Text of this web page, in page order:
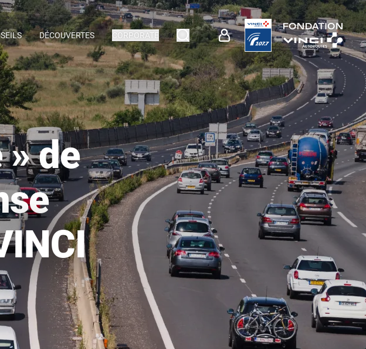
DÉCOUVERTES CORPORATE
de